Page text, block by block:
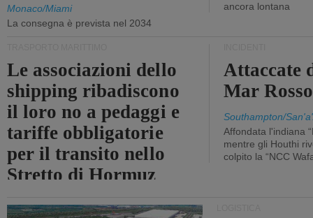
Monaco/Miami
La consegna è prevista nel 2034
ancora lontana
Le associazioni dello
shipping ribadiscono
il loro no a pedaggi e
tariffe obbligatorie
per il transito nello
Stretto di Hormuz
Attaccate
Mar Rosso
Southampton/
Affondata l'indiana
mentre gli Houthi
colpito la “NCC